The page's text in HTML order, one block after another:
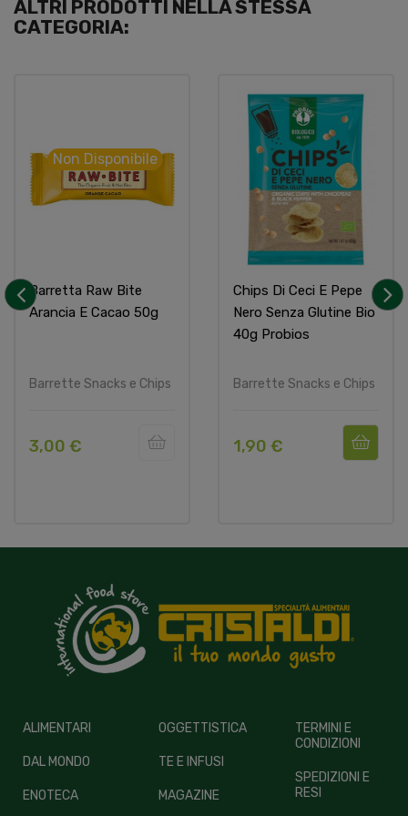
ALTRI PRODOTTI NELLA STESSA
CATEGORIA:
Barretta Raw Bite
Arancia E Cacao 50g
Barrette Snacks e Chips
Non Disponibile
3,00 €
Chips Di Ceci E Pepe
Nero Senza Glutine Bio
40g Probios
Barrette Snacks e Chips
1,90 €
ALIMENTARI
DAL MONDO
ENOTECA
OGGETTISTICA
TE E INFUSI
MAGAZINE
TERMINI E
CONDIZIONI
SPEDIZIONI E
RESI